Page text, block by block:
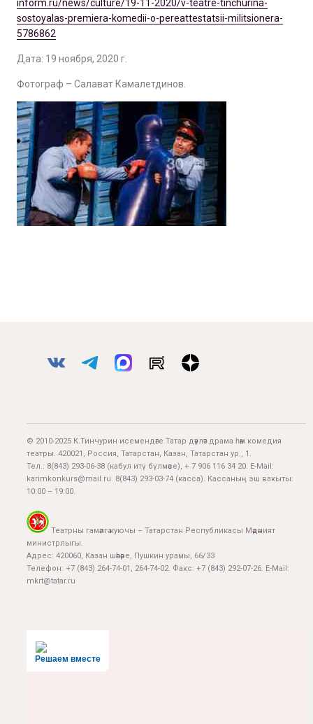
inform.ru/news/culture/19-11-2020/v-teatre-tinchurina-
sostoyalas-premiera-komedii-o-pereattestatsii-militsionera-
5786862
Дата: 19 ноября, 2020 г.
Фотограф – Салават Камалетдинов.
© 2010-2025 К.Тинчурин исемендәге Татар дәүләт драма һәм комедия
театры. 420021, Россия, Татарстан, Казан, Татарстан ур., 1.
Тел.: 8(843) 293-06-38 (кабул итү бүлмәсе), + 7 906 116 34 20. E-Mail:
karimkonkurs@mail.ru. 8(843) 293-03-74 (касса). Кассаның эш вакыты:
10:00 – 19:00.
Театрны гамәлгә куючы – Татарстан Республикасы Мәдәният
министрлыгы.
Адрес: 420060, Казан шәһәре, Пушкин урамы, 66/33
Телефон: +7 (843) 264-74-01, 264-74-02. Факс: +7 (843) 292-07-26. E-Mail:
mkrt@tatar.ru
Решаем вместе